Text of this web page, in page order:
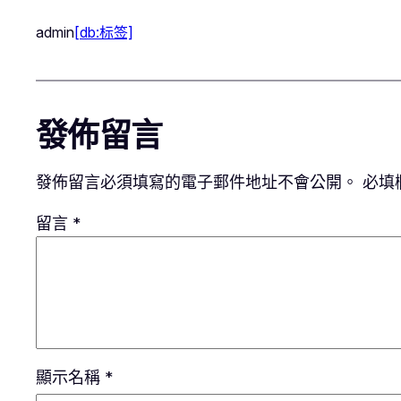
admin[db:标签]
發佈留言
發佈留言必須填寫的電子郵件地址不會公開。 必填
留言 *
顯示名稱 *